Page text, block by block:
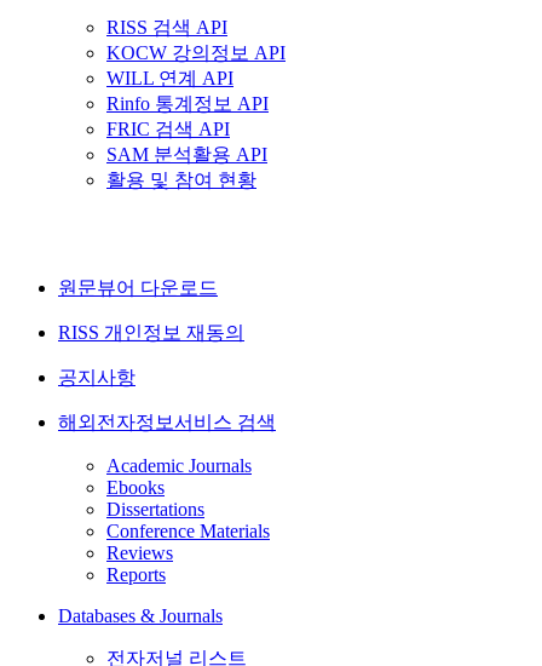
RISS 검색 API
KOCW 강의정보 API
WILL 연계 API
Rinfo 통계정보 API
FRIC 검색 API
SAM 분석활용 API
활용 및 참여 현황
원문뷰어 다운로드
RISS 개인정보 재동의
공지사항
해외전자정보서비스 검색
Academic Journals
Ebooks
Dissertations
Conference Materials
Reviews
Reports
Databases & Journals
전자저널 리스트